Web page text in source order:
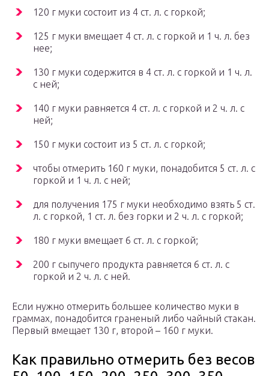
120 г муки состоит из 4 ст. л. с горкой;
125 г муки вмещает 4 ст. л. с горкой и 1 ч. л. без
нее;
130 г муки содержится в 4 ст. л. с горкой и 1 ч. л.
с ней;
140 г муки равняется 4 ст. л. с горкой и 2 ч. л. с
ней;
150 г муки состоит из 5 ст. л. с горкой;
чтобы отмерить 160 г муки, понадобится 5 ст. л. с
горкой и 1 ч. л. с ней;
для получения 175 г муки необходимо взять 5 ст.
л. с горкой, 1 ст. л. без горки и 2 ч. л. с горкой;
180 г муки вмещает 6 ст. л. с горкой;
200 г сыпучего продукта равняется 6 ст. л. с
горкой и 2 ч. л. с ней.
Если нужно отмерить большее количество муки в
граммах, понадобится граненый либо чайный стакан.
Первый вмещает 130 г, второй – 160 г муки.
Как правильно отмерить без весов